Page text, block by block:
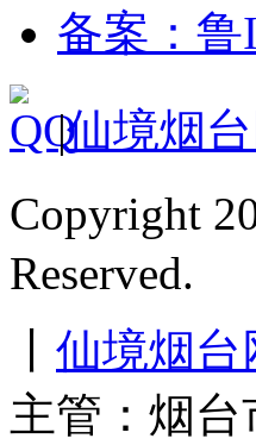
备案：鲁
|仙境烟台
Copyright
Reserved.
仙境烟台
主管：烟